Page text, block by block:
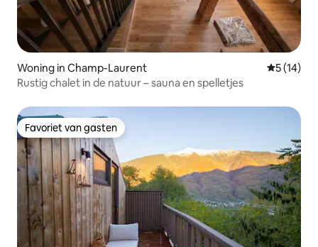
Woning in Champ-Laurent
5 (14)
Rustig chalet in de natuur – sauna en spelletjes
Favoriet van gasten
Favoriet van gasten